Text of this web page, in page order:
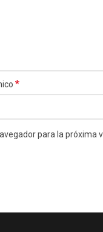
*
para la próxima